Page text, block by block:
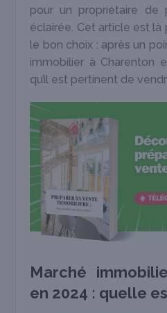
pour un propriétaire de
éclairée. Cet article est là
le bon choix : après un
immobilier à Charenton
qu’il est pertinent de
Marché
en 2024 : quelle